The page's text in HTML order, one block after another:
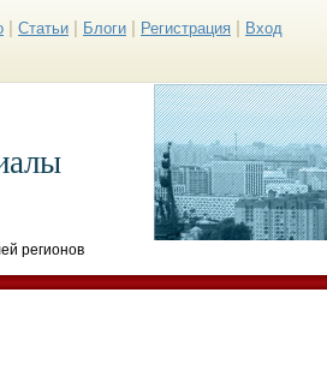
Статьи Блоги Регистрация Вход
регионов